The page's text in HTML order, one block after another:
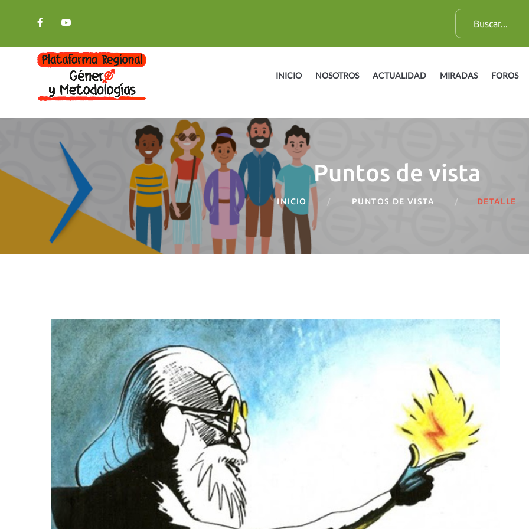
B
u
c
INICIO NOSOTROS ACTUALIDAD MIRADAS FOROS
Puntos de vista
INICIO PUNTOS DE VISTA DETALLE